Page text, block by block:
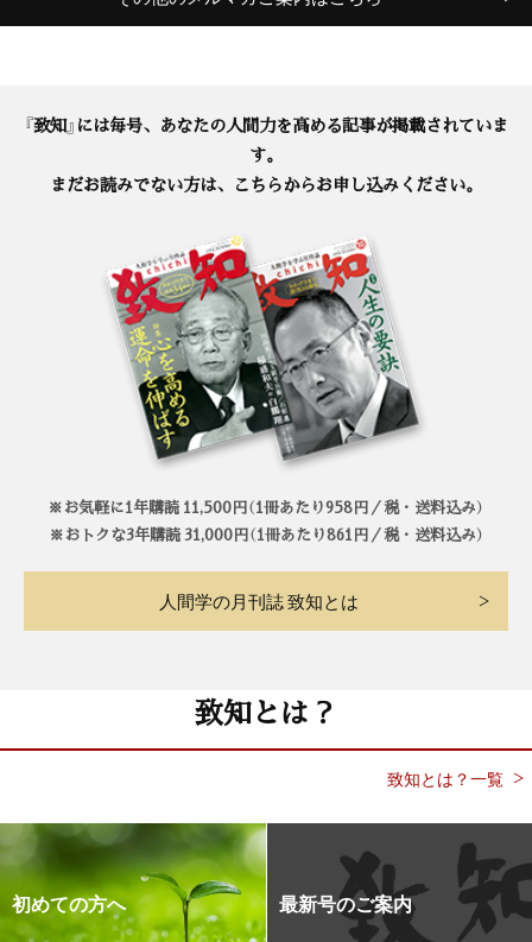
『致知』には毎号、あなたの人間力を高める記事が掲載されていま
す。
まだお読みでない方は、こちらからお申し込みください。
※お気軽に1年購読 11,500円（1冊あたり958円／税・送料込み）
※おトクな3年購読 31,000円（1冊あたり861円／税・送料込み）
人間学の月刊誌 致知とは
致知とは？
致知とは？一覧
初めての方へ 最新号のご案内